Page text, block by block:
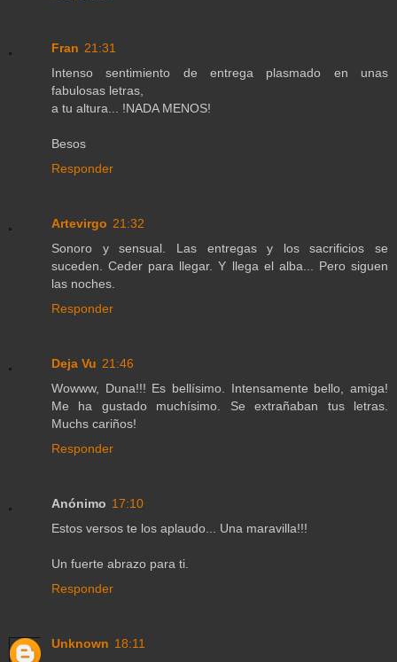
Fran 21:31
Intenso sentimiento de entrega plasmado en unas
fabulosas letras,
a tu altura... !NADA MENOS!
Besos
Responder
Artevirgo 21:32
Sonoro y sensual. Las entregas y los sacrificios se
suceden. Ceder para llegar. Y llega el alba... Pero siguen
las noches.
Responder
Deja Vu 21:46
Wowww, Duna!!! Es bellísimo. Intensamente bello, amiga!
Me ha gustado muchísimo. Se extrañaban tus letras.
Muchs cariños!
Responder
Anónimo 17:10
Estos versos te los aplaudo... Una maravilla!!!
Un fuerte abrazo para ti.
Responder
Unknown 18:11